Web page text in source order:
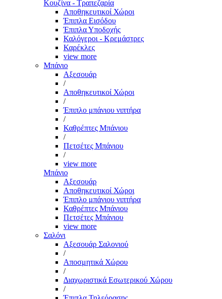
Κουζίνα - Τραπεζαρία
Αποθηκευτικοί Χώροι
Έπιπλα Εισόδου
Έπιπλα Υποδοχής
Καλόγεροι - Κρεμάστρες
Καρέκλες
view more
Μπάνιο
Αξεσουάρ
/
Αποθηκευτικοί Χώροι
/
Έπιπλο μπάνιου νιπτήρα
/
Καθρέπτες Μπάνιου
/
Πετσέτες Μπάνιου
/
view more
Μπάνιο
Αξεσουάρ
Αποθηκευτικοί Χώροι
Έπιπλο μπάνιου νιπτήρα
Καθρέπτες Μπάνιου
Πετσέτες Μπάνιου
view more
Σαλόνι
Αξεσουάρ Σαλονιού
/
Αποσμητικά Χώρου
/
Διαχωριστικά Εσωτερικού Χώρου
/